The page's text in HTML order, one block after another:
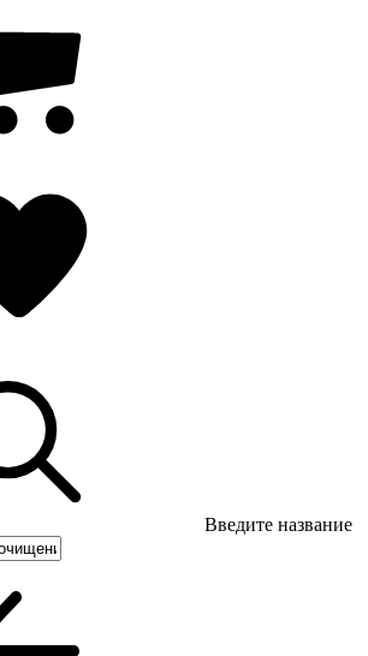
Введите название